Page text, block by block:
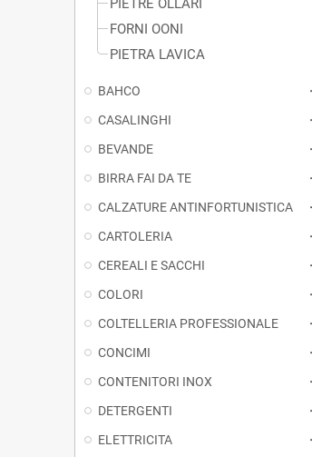
PIETRE OLLARI
FORNI OONI
PIETRA LAVICA
BAHCO
CASALINGHI
BEVANDE
BIRRA FAI DA TE
CALZATURE ANTINFORTUNISTICA
CARTOLERIA
CEREALI E SACCHI
COLORI
COLTELLERIA PROFESSIONALE
CONCIMI
CONTENITORI INOX
DETERGENTI
ELETTRICITA